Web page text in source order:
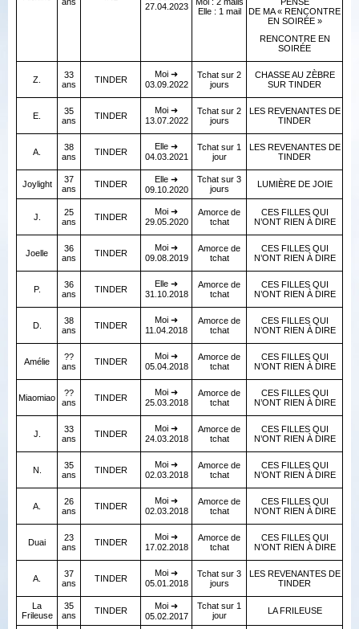
27.04.2023
Elle : 1 mail
DE MA « RENCONTRE
EN SOIRÉE »
RENCONTRE EN
SOIRÉE
Z.
33
ans
TINDER
Moi ➜
03.09.2022
Tchat sur 2
jours
CHASSE AU ZÈBRE
SUR TINDER
E.
35
ans
TINDER
Moi ➜
13.07.2022
Tchat sur 2
jours
LES REVENANTES DE
TINDER
A.
38
ans
TINDER
Elle ➜
04.03.2021
Tchat sur 1
jour
LES REVENANTES DE
TINDER
Joylight
37
ans
TINDER
Elle ➜
09.10.2020
Tchat sur 3
jours
LUMIÈRE DE JOIE
J.
25
ans
TINDER
Moi ➜
29.05.2020
Amorce de
tchat
CES FILLES QUI
N’ONT RIEN À DIRE
Joelle
36
ans
TINDER
Moi ➜
09.08.2019
Amorce de
tchat
CES FILLES QUI
N’ONT RIEN À DIRE
P.
36
ans
TINDER
Elle ➜
31.10.2018
Amorce de
tchat
CES FILLES QUI
N’ONT RIEN À DIRE
D.
38
ans
TINDER
Moi ➜
11.04.2018
Amorce de
tchat
CES FILLES QUI
N’ONT RIEN À DIRE
Amélie
??
ans
TINDER
Moi ➜
05.04.2018
Amorce de
tchat
CES FILLES QUI
N’ONT RIEN À DIRE
Miaomiao
??
ans
TINDER
Moi ➜
25.03.2018
Amorce de
tchat
CES FILLES QUI
N’ONT RIEN À DIRE
J.
33
ans
TINDER
Moi ➜
24.03.2018
Amorce de
tchat
CES FILLES QUI
N’ONT RIEN À DIRE
N.
35
ans
TINDER
Moi ➜
02.03.2018
Amorce de
tchat
CES FILLES QUI
N’ONT RIEN À DIRE
A.
26
ans
TINDER
Moi ➜
02.03.2018
Amorce de
tchat
CES FILLES QUI
N’ONT RIEN À DIRE
Duai
23
ans
TINDER
Moi ➜
17.02.2018
Amorce de
tchat
CES FILLES QUI
N’ONT RIEN À DIRE
A.
37
ans
TINDER
Moi ➜
05.01.2018
Tchat sur 3
jours
LES REVENANTES DE
TINDER
La
Frileuse
35
ans
TINDER
Moi ➜
05.02.2017
Tchat sur 1
jour
LA FRILEUSE